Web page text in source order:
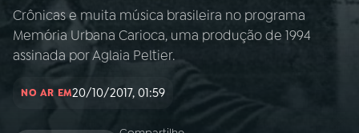
Início AO VIVO
01 INÍCIO
Crônicas e muita música brasileira no programa
Memória Urbana Carioca, uma produção de 1994
assinada por Aglaia Peltier.
NO AR EM20/10/2017, 01:59